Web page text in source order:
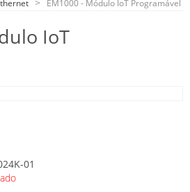
EM1000 - Módulo IoT Programável
IoT
01